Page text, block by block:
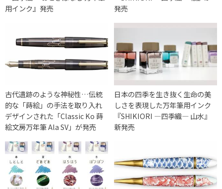
用インク』発売
発売
古代遺跡のような神秘性…伝統
的な「蒔絵」の手法を取り入れ
デザインされた「Classic Ko 蒔
絵文房万年筆 Ala SV」が発売
日本の四季を生き抜く生命の美
しさを表現した万年筆用インク
『SHIKIORI ―四季織― 山水』
新発売